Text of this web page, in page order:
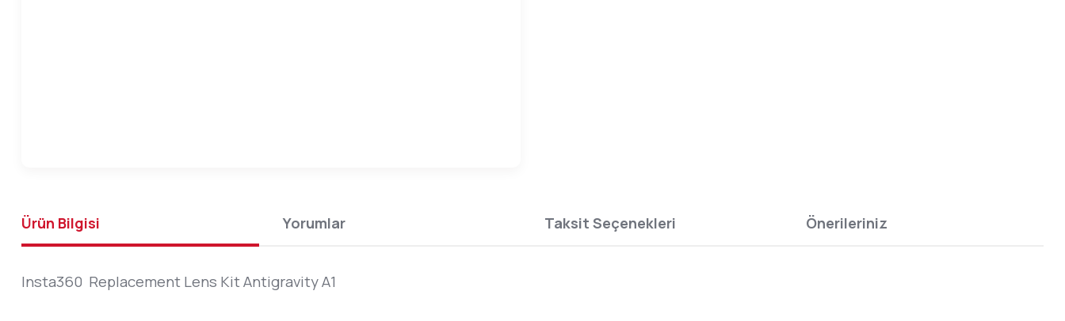
Ürün Bilgisi Yorumlar Taksit Seçenekleri Önerileriniz
Insta360 Replacement Lens Kit Antigravity A1